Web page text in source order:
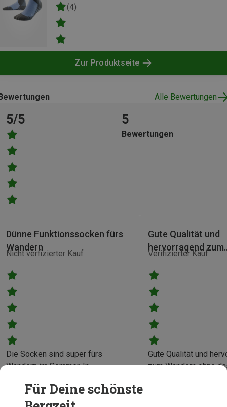
(4)
Zur Produktseite
Alle Bewertungen
5/5 5
Bewertungen
Nicht verfizierter Kauf
Dünne Funktionssocken fürs
Wandern
Die Socken sind super fürs
Wandern im Sommer. In
Trairunnern bietet die
Kompression Stabilität rund um
Verifizierter Kauf
Gute Qualität und
hervorragend
Gute Qualität und
zum Wandern ohne
Für Deine schönste